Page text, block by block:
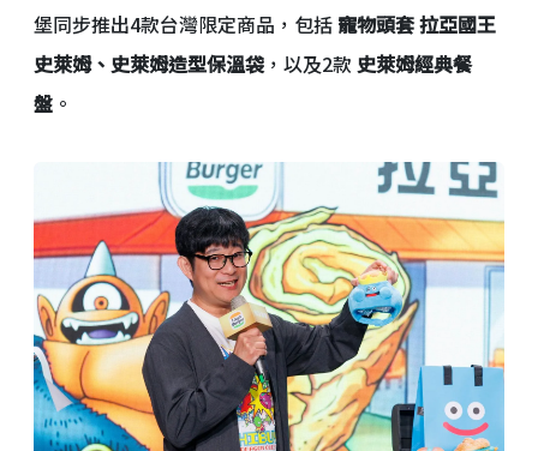
堡同步推出4款台灣限定商品，包括 寵物頭套 拉亞國王
史萊姆、史萊姆造型保溫袋 ，以及2款 史萊姆經典餐
盤 。